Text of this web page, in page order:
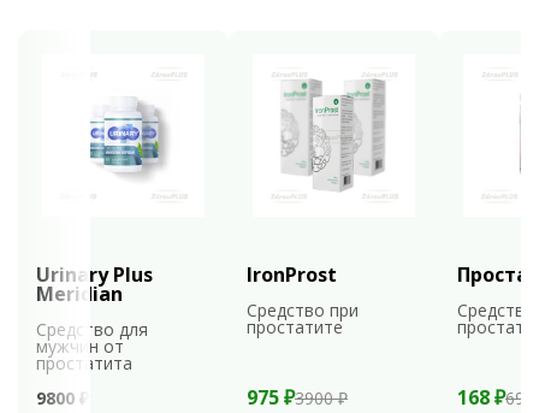
Urinary Plus
Meridian
Средство для
мужчин от
простатита
9800 ₽
IronProst
Средство при
простатите
975 ₽3900 ₽ 168 ₽